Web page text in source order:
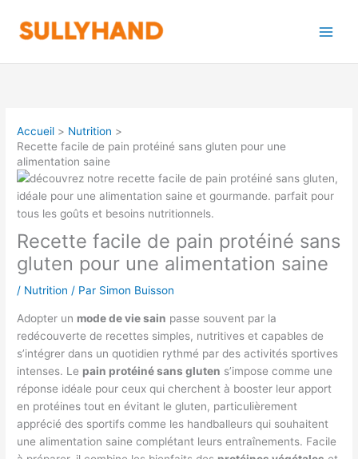
contenu
Accueil
Nutrition
Recette facile de pain protéiné sans gluten pour une
alimentation saine
Recette facile de pain protéiné sans
gluten pour une alimentation saine
/ Nutrition / Par Simon Buisson
Adopter un mode de vie sain passe souvent par la
redécouverte de recettes simples, nutritives et capables de
s’intégrer dans un quotidien rythmé par des activités sportives
intenses. Le pain protéiné sans gluten s’impose comme une
réponse idéale pour ceux qui cherchent à booster leur apport
en protéines tout en évitant le gluten, particulièrement
apprécié des sportifs comme les handballeurs qui souhaitent
une alimentation saine complétant leurs entraînements. Facile